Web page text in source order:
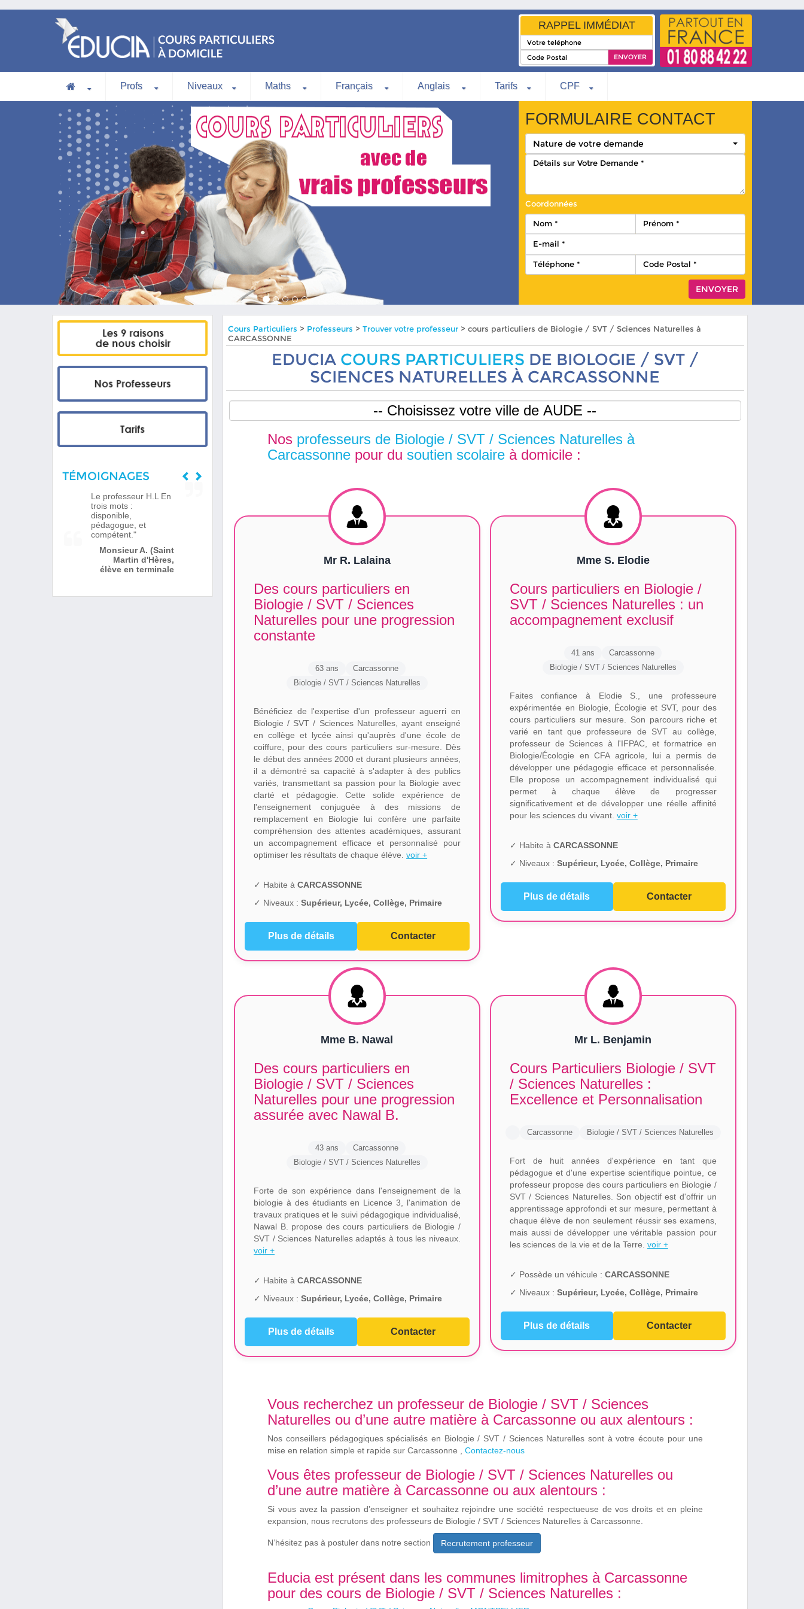
RAPPEL IMMÉDIAT
Profs Niveaux Maths Français Anglais Tarifs CPF
FORMULAIRE CONTACT
Nature de votre demande
Coordonnées
TÉMOIGNAGES
Le professeur H.L En
trois mots :
disponible,
pédagogue, et
compétent."
Monsieur A. (Saint
Martin d'Hères,
élève en terminale
Cours Particuliers > Professeurs >Trouver votre professeur > cours particuliers de Biologie / SVT / Sciences Naturelles à
CARCASSONNE
EDUCIA COURS PARTICULIERS DE BIOLOGIE / SVT /
SCIENCES NATURELLES À CARCASSONNE
Nos professeurs de Biologie / SVT / Sciences Naturelles à
Carcassonne pour du soutien scolaire à domicile :
Mr R. Lalaina
Des cours particuliers en
Biologie / SVT / Sciences
Naturelles pour une progression
constante
63 ans
Carcassonne
Biologie / SVT / Sciences Naturelles
Bénéficiez de l'expertise d'un professeur aguerri en
Biologie / SVT / Sciences Naturelles, ayant enseigné
en collège et lycée ainsi qu'auprès d'une école de
coiffure, pour des cours particuliers sur-mesure. Dès
le début des années 2000 et durant plusieurs années,
il a démontré sa capacité à s'adapter à des publics
variés, transmettant sa passion pour la Biologie avec
clarté et pédagogie. Cette solide expérience de
l'enseignement conjuguée à des missions de
remplacement en Biologie lui confère une parfaite
compréhension des attentes académiques, assurant
un accompagnement efficace et personnalisé pour
optimiser les résultats de chaque élève.voir +
✓ Habite àCARCASSONNE
✓ Niveaux :Supérieur, Lycée, Collège, Primaire
Plus de détails Contacter
Mme S. Elodie
Cours particuliers en Biologie /
SVT / Sciences Naturelles : un
accompagnement exclusif
41 ans
Carcassonne
Biologie / SVT / Sciences Naturelles
Faites confiance à Elodie S., une professeure
expérimentée en Biologie, Écologie et SVT, pour des
cours particuliers sur mesure. Son parcours riche et
varié en tant que professeure de SVT au collège,
professeur de Sciences à l'IFPAC, et formatrice en
Biologie/Écologie en CFA agricole, lui a permis de
développer une pédagogie efficace et personnalisée.
Elle propose un accompagnement individualisé qui
permet à chaque élève de progresser
significativement et de développer une réelle affinité
pour les sciences du vivant. voir +
✓ Habite à CARCASSONNE
✓ Niveaux : Supérieur, Lycée, Collège, Primaire
Plus de détails Contacter
Mme B. Nawal
Des cours particuliers en
Biologie / SVT / Sciences
Naturelles pour une progression
assurée avec Nawal B.
43 ans
Carcassonne
Biologie / SVT / Sciences Naturelles
Forte de son expérience dans l'enseignement de la
biologie à des étudiants en Licence 3, l'animation de
travaux pratiques et le suivi pédagogique individualisé,
Nawal B. propose des cours particuliers de Biologie /
SVT / Sciences Naturelles adaptés à tous les niveaux.
voir +
✓ Habite àCARCASSONNE
✓ Niveaux :Supérieur, Lycée, Collège, Primaire
Plus de détails Contacter
Mr L. Benjamin
Cours Particuliers Biologie / SVT
/ Sciences Naturelles :
Excellence et Personnalisation
Carcassonne Biologie / SVT / Sciences Naturelles
Fort de huit années d'expérience en tant que
pédagogue et d'une expertise scientifique pointue, ce
professeur propose des cours particuliers en Biologie /
SVT / Sciences Naturelles. Son objectif est d'offrir un
apprentissage approfondi et sur mesure, permettant à
chaque élève de non seulement réussir ses examens,
mais aussi de développer une véritable passion pour
les sciences de la vie et de la Terre. voir +
✓ Possède un véhicule : CARCASSONNE
✓ Niveaux : Supérieur, Lycée, Collège, Primaire
Plus de détails Contacter
Vous recherchez un professeur de Biologie / SVT / Sciences
Naturelles ou d’une autre matière à Carcassonne ou aux alentours :
Nos conseillers pédagogiques spécialisés en Biologie / SVT / Sciences Naturelles sont à votre écoute pour une
mise en relation simple et rapide sur Carcassonne ,Contactez-nous
Vous êtes professeur de Biologie / SVT / Sciences Naturelles ou
d’une autre matière à Carcassonne ou aux alentours :
Si vous avez la passion d’enseigner et souhaitez rejoindre une société respectueuse de vos droits et en pleine
expansion, nous recrutons des professeurs de Biologie / SVT / Sciences Naturelles à Carcassonne.
N’hésitez pas à postuler dans notre section Recrutement professeur
Educia est présent dans les communes limitrophes à Carcassonne
pour des cours de Biologie / SVT / Sciences Naturelles :